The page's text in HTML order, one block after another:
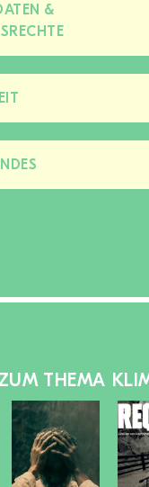
&
Bereich
zu-/
Bereich
THEMA